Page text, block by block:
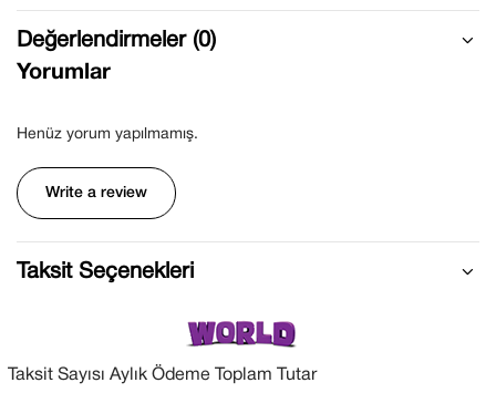
Değerlendirmeler (0)
Yorumlar
Henüz yorum yapılmamış.
Write a review
Taksit Seçenekleri
Taksit Sayısı Aylık Ödeme Toplam Tutar